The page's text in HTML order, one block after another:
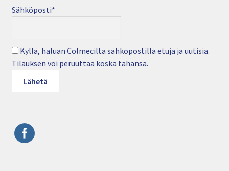
Sähköposti*
Kyllä, haluan Colmecilta sähköpostilla etuja ja uutisia.
Tilauksen voi peruuttaa koska tahansa.